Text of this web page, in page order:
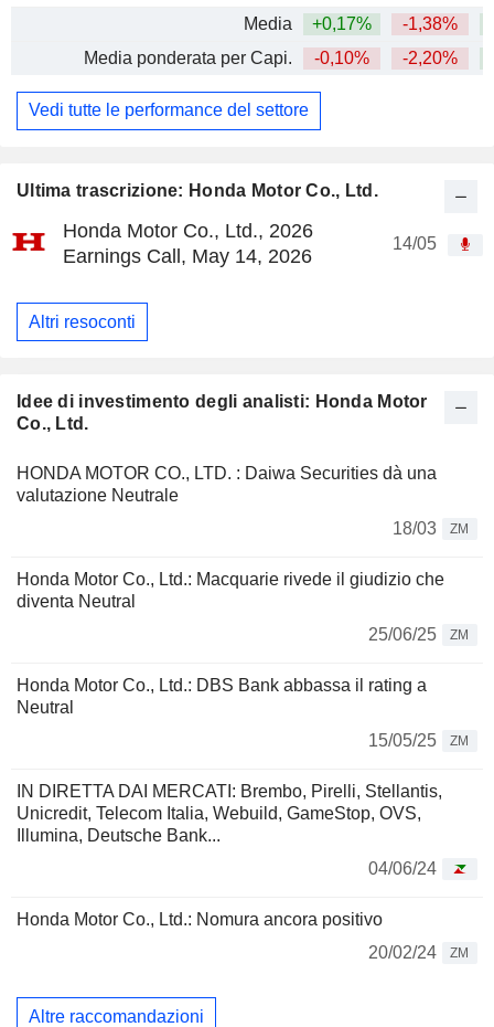
Ultima trascrizione: Honda Motor Co., Ltd.
Honda Motor Co., Ltd., 2026
Earnings Call, May 14, 2026
14/05
Altri resoconti
Idee di investimento degli analisti: Honda Motor
Co., Ltd.
HONDA MOTOR CO., LTD. : Daiwa Securities dà una
valutazione Neutrale
18/03
ZM
Honda Motor Co., Ltd.: Macquarie rivede il giudizio che
diventa Neutral
25/06/25
ZM
Honda Motor Co., Ltd.: DBS Bank abbassa il rating a
Neutral
15/05/25
ZM
IN DIRETTA DAI MERCATI: Brembo, Pirelli, Stellantis,
Unicredit, Telecom Italia, Webuild, GameStop, OVS,
Illumina, Deutsche Bank...
04/06/24
Honda Motor Co., Ltd.: Nomura ancora positivo
20/02/24
ZM
Altre raccomandazioni
Media
+0,17% -1,38%
Media ponderata per Capi.
-0,10% -2,20%
Vedi tutte le performance del settore